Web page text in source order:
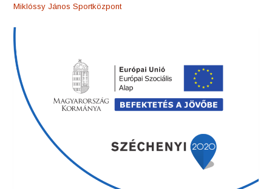
Miklóssy János Sportközpont